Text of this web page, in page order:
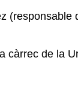
(responsable
càrrec de la